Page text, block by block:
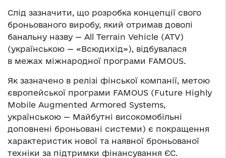
Слід зазначити, що розробка концепції свого
броньованого виробу, який отримав доволі
банальну назву ­— All Terrain Vehicle (ATV)
(українською — «Всюдихід»), відбувалася
в межах міжнародної програми FAMOUS.
Як зазначено в релізі фінської компанії, метою
європейської програми FAMOUS (Future Highly
Mobile Augmented Armored Systems,
українською — Майбутні високомобільні
доповнені броньовані системи) є покращення
характеристик нової та наявної броньованої
техніки за підтримки фінансування ЄС.